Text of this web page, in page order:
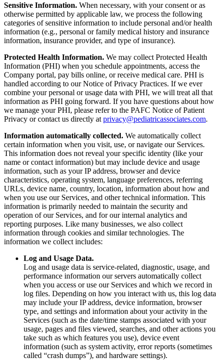
Sensitive Information. When necessary, with your consent or as
otherwise permitted by applicable law, we process the following
categories of sensitive information to include personal and/or health
information (e.g., personal or family medical history and insurance
information, insurance provider, and type of insurance).
Protected Health Information. We may collect Protected Health
Information (PHI) when you schedule appointments, access the
Company portal, pay bills online, or receive medical care. PHI is
handled according to our Notice of Privacy Practices. If we ever
combine your personal or usage data with PHI, we will treat all that
information as PHI going forward. If you have questions about how
we manage your PHI, please refer to the PAFC Notice of Patient
Privacy or contact us directly at privacy@pediatricassociates.com.
Information automatically collected. We automatically collect
certain information when you visit, use, or navigate our Services.
This information does not reveal your specific identity (like your
name or contact information) but may include device and usage
information, such as your IP address, browser and device
characteristics, operating system, language preferences, referring
URLs, device name, country, location, information about how and
when you use our Services, and other technical information. This
information is primarily needed to maintain the security and
operation of our Services, and for our internal analytics and
reporting purposes. Like many businesses, we also collect
information through cookies and similar technologies. The
information we collect includes:
Log and Usage Data.
Log and usage data is service-related, diagnostic, usage, and
performance information our servers automatically collect
when you access or use our Services and which we record in
log files. Depending on how you interact with us, this log data
may include your IP address, device information, browser
type, and settings and information about your activity in the
Services (such as the date/time stamps associated with your
usage, pages and files viewed, searches, and other actions you
take such as which features you use), device event
information (such as system activity, error reports (sometimes
called “crash dumps”), and hardware settings).